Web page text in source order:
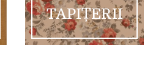
TAPIȚERII